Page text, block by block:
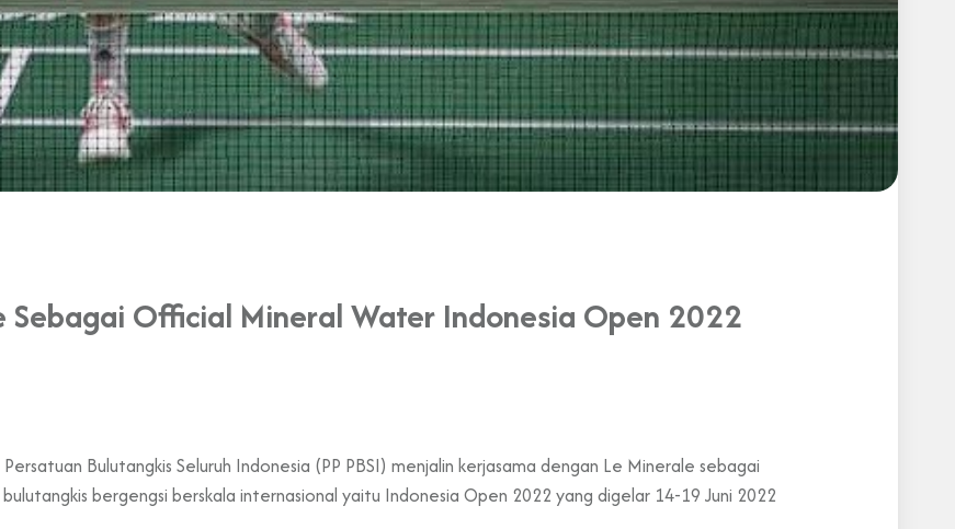
Sebagai Official Mineral Water Indonesia Open 2022
Persatuan Bulutangkis Seluruh Indonesia (PP PBSI) menjalin kerjasama dengan Le Minerale sebagai
bergengsi berskala internasional yaitu Indonesia Open 2022 yang digelar 14-19 Juni 2022